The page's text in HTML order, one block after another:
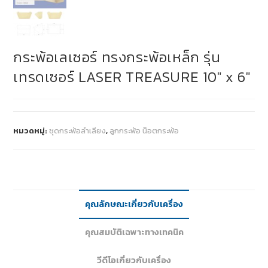
กระพ้อเลเซอร์ ทรงกระพ้อเหล็ก รุ่น
เทรดเซอร์ LASER TREASURE 10″ x 6″
หมวดหมู่:ชุดกระพ้อลำเลียง, ลูกกระพ้อ น็อตกระพ้อ
คุณลักษณะเกี่ยวกับเครื่อง
คุณสมบัติเฉพาะทางเทคนิค
วีดีโอเกี่ยวกับเครื่อง